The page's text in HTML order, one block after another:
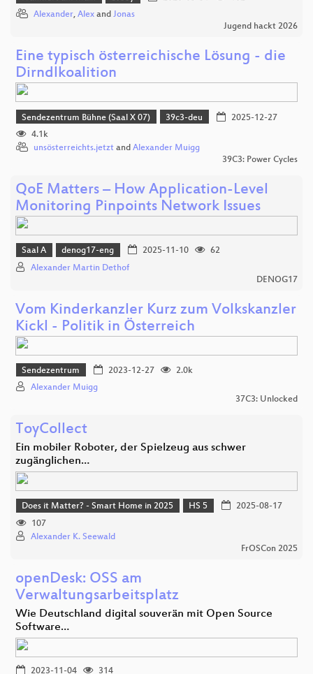
Alexander, Alex and Jonas
Jugend hackt 2026
Eine typisch österreichische Lösung - die
Dirndlkoalition
Sendezentrum Bühne (Saal X 07) 39c3-deu
2025-12-27
4.1k
unsösterreichts.jetzt and Alexander Muigg
39C3: Power Cycles
QoE Matters – How Application-Level
Monitoring Pinpoints Network Issues
Saal A denog17-eng 2025-11-10
62
Alexander Martin Dethof
DENOG17
Vom Kinderkanzler Kurz zum Volkskanzler
Kickl - Politik in Österreich
Sendezentrum 2023-12-27
2.0k
Alexander Muigg
37C3: Unlocked
ToyCollect
Ein mobiler Roboter, der Spielzeug aus schwer
zugänglichen…
Does it Matter? - Smart Home in 2025 HS 5
2025-08-17
107
Alexander K. Seewald
FrOSCon 2025
openDesk: OSS am
Verwaltungsarbeitsplatz
Wie Deutschland digital souverän mit Open Source
Software…
2023-11-04 314